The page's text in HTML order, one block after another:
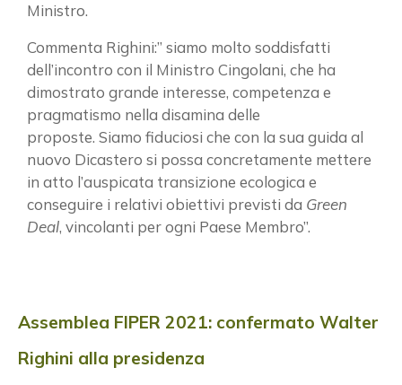
Ministro.
Commenta Righini:” siamo molto soddisfatti
dell’incontro con il Ministro Cingolani, che ha
dimostrato grande interesse, competenza e
pragmatismo nella disamina delle
proposte. Siamo fiduciosi che con la sua guida al
nuovo Dicastero si possa concretamente mettere
in atto l’auspicata transizione ecologica e
conseguire i relativi obiettivi previsti da Green
Deal, vincolanti per ogni Paese Membro”.
Assemblea FIPER 2021: confermato Walter
Righini alla presidenza